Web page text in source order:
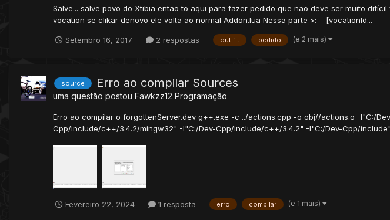
Salve... salve povo do Xtibia entao to aqui para fazer pedido que não deve ser muito
vocation se clikar denovo ele volta ao normal Addon.lua Nessa parte >: --[vocationId...
Setembro 16, 2017 2 respostas outifit pedido (e 2 mais)
source Erro ao compilar Sources
uma questão postou Fawkzz12 Programação
Erro ao compilar o forgottenServer.dev g++.exe -c ../actions.cpp -o obj//actions.o -I"C:/
Cpp/include/c++/3.4.2/mingw32" -I"C:/Dev-Cpp/include/c++/3.4.2" -I"C:/Dev-Cpp/include" -
Fevereiro 22, 2024 1 resposta erro compilar (e 1 mais)